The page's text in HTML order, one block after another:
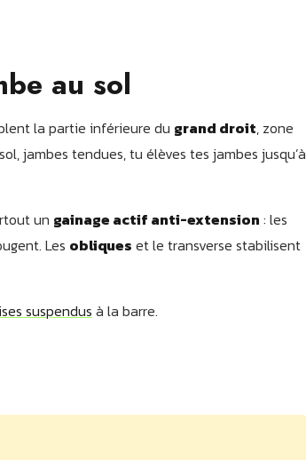
au sol
la partie inférieure du grand droit, zone
jambes tendues, tu élèves tes jambes jusqu’à
un gainage actif anti-extension : les
Les obliques et le transverse stabilisent
suspendus à la barre.